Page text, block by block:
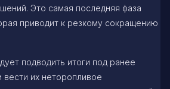
Это самая последняя фаза
приводит к резкому сокращению
подводить итоги под ранее
их неторопливое